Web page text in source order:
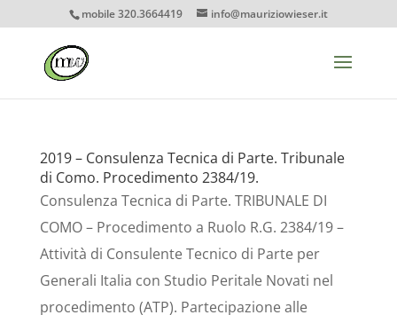
mobile 320.3664419 info@mauriziowieser.it
2019 – Consulenza Tecnica di Parte. Tribunale
di Como. Procedimento 2384/19.
Consulenza Tecnica di Parte. TRIBUNALE DI
COMO – Procedimento a Ruolo R.G. 2384/19 –
Attività di Consulente Tecnico di Parte per
Generali Italia con Studio Peritale Novati nel
procedimento (ATP). Partecipazione alle